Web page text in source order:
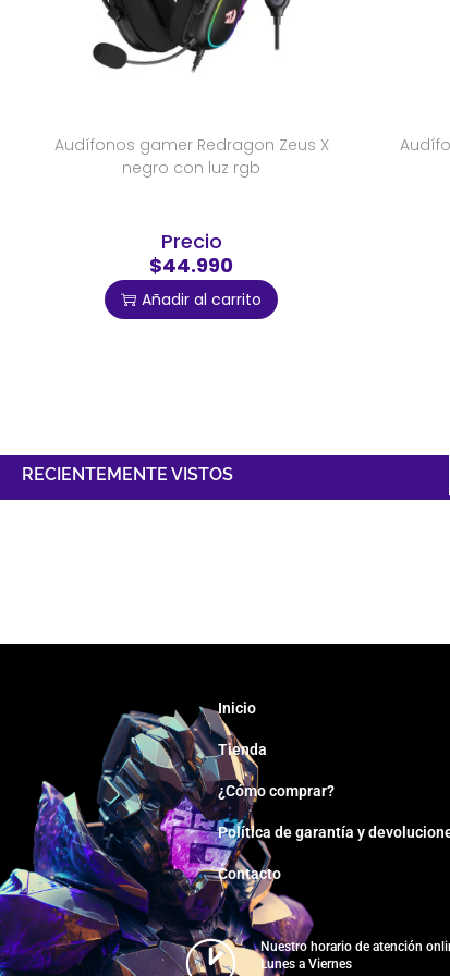
Audífonos gamer Redragon Zeus X
negro con luz rgb
Precio
$44.990
Añadir al carrito
RECIENTEMENTE VISTOS
Inicio
Tienda
¿Cómo comprar?
Política de garantía y
Contacto
Nuestro horario de atención
Lunes a Viernes